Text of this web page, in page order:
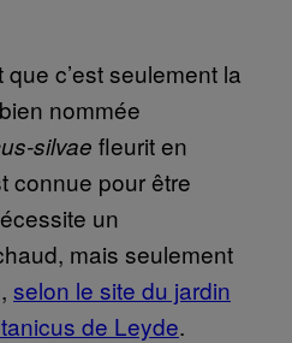
c’est seulement la
nommée
silvae fleurit en
connue pour être
un
mais seulement
selon le site du jardin
de Leyde.